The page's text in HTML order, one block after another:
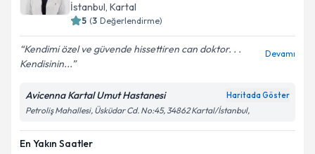
İstanbul, Kartal
5 (3 Değerlendirme)
Kendimi özel ve güvende hissettiren can doktor. . .
Kendisinin...
Devamı
Avicenna Kartal Umut Hastanesi Haritada Göster
Petroliş Mahallesi, Üsküdar Cd. No:45, 34862 Kartal/İstanbul,
En Yakın Saatler